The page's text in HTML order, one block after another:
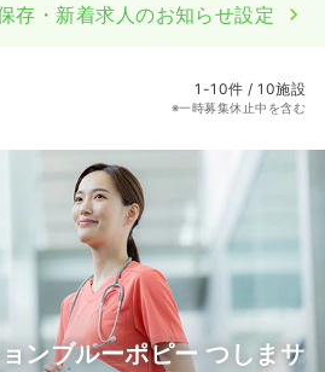
存・新着求人のお知らせ設定
1-10件 / 10施設
※一時募集休止中を含む
ンブルーポピー つしまサ